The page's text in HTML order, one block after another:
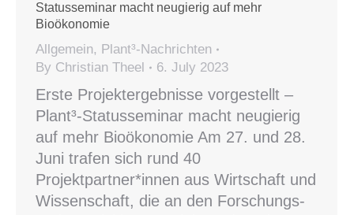
Statusseminar macht neugierig auf mehr
Bioökonomie
Allgemein, Plant³-Nachrichten
By Christian Theel 6. July 2023
Erste Projektergebnisse vorgestellt –
Plant³-Statusseminar macht neugierig
auf mehr Bioökonomie Am 27. und 28.
Juni trafen sich rund 40
Projektpartner*innen aus Wirtschaft und
Wissenschaft, die an den Forschungs-